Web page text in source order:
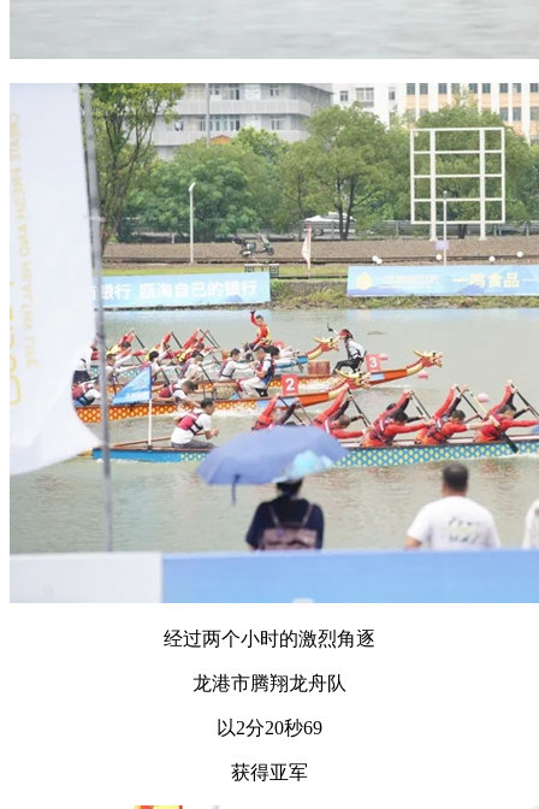
经过两个小时的激烈角逐
龙港市腾翔龙舟队
以2分20秒69
获得亚军